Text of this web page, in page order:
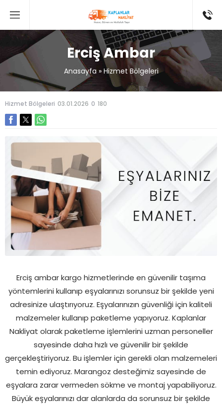
Erciş Ambar
Anasayfa » Hizmet Bölgeleri
Hizmet Bölgeleri 03.01.2026 0 180
Erciş ambar kargo hizmetlerinde en güvenilir taşıma
yöntemlerini kullanıp eşyalarınızı sorunsuz bir şekilde yeni
adresinize ulaştırıyoruz. Eşyalarınızın güvenliği için kaliteli
malzemeler kullanıp paketleme yapıyoruz. Kaplanlar
Nakliyat olarak paketleme işlemlerini uzman personeller
sayesinde daha hızlı ve güvenilir bir şekilde
gerçekleştiriyoruz. Bu işlemler için gerekli olan malzemeleri
temin ediyoruz. Marangoz desteğimiz sayesinde de
eşyalara zarar vermeden sökme ve montaj yapabiliyoruz.
Büyük eşyalarınızı dar alanlarda da sorunsuz bir şekilde